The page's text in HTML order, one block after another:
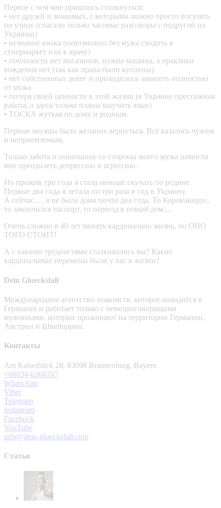
Первое с чем мне пришлось столкнуться:
• нет друзей и знакомых, с которыми можно просто погулять
по улице (спасали только часовые разговоры с подругой из
Украины)
• незнание языка (невозможно без мужа сходить в
супермаркет или к врачу)
• поблизости нет магазинов, нужна машина, а практики
вождения нет (так как права были куплены)
• нет собственных денег и приходилось зависеть полностью
от мужа
• потеря своей ценности в этой жизни (в Украине престижная
работа, а здесь только планы выучить язык)
• ТОСКА жуткая по дому и родным.
Первые месяцы было желание вернуться. Всё казалось чужим
и неприемлемым.
Только забота и понимание со стороны моего мужа помогли
мне преодолеть депрессию и агрессию.
Но прожив три года я стала меньше скучать по родине.
Первые два года я летала по три раза в год в Украину.
А сейчас..... я не была дома почти два года. То Коронавирус,
то закончился паспорт, то переезд в новый дом.....
Очень сложно в 40 лет менять кардинально жизнь, но ОНО
ТОГО СТОИТ!
А с какими трудностями сталкивались вы? Какие
кардинальные перемены были у вас в жизни?
Dein Gluecksfall
Международное агентство знакомств, которое находится в
Германии и работает только с немецкоговорящими
мужчинами, которые проживают на территории Германии,
Австрии и Швейцарии.
Контакты
Am Kaiserblick 28, 83098 Brannenburg, Bayern
+08034-6368767
WhatsApp
Viber
Telegram
Instagram
Facebook
YouTube
info@dein-gluecksfall.com
Статьи